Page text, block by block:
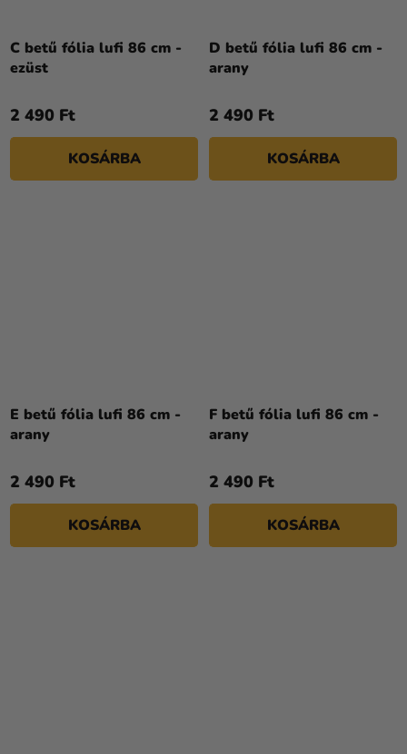
C betű fólia lufi 86 cm -
ezüst
2 490 Ft
KOSÁRBA
D betű fólia lufi 86 cm -
arany
2 490 Ft
KOSÁRBA
E betű fólia lufi 86 cm -
arany
2 490 Ft
KOSÁRBA
F betű fólia lufi 86 cm -
arany
2 490 Ft
KOSÁRBA